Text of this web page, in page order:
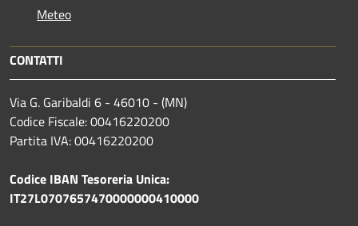
Meteo
CONTATTI
Via G. Garibaldi 6 - 46010 - (MN)
Codice Fiscale: 00416220200
Partita IVA: 00416220200
Codice IBAN Tesoreria Unica:
IT27L0707657470000000410000